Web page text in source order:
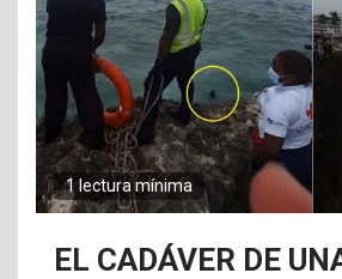
1 lectura mínima
EL CADÁVER DE